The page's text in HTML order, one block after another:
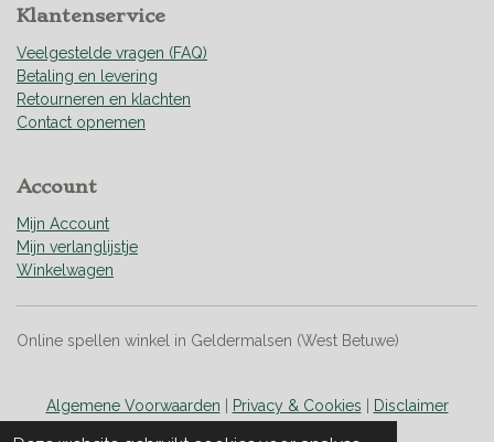
Klantenservice
Veelgestelde vragen (FAQ)
Betaling en levering
Retourneren en klachten
Contact opnemen
Account
Mijn Account
Mijn verlanglijstje
Winkelwagen
Online spellen winkel in Geldermalsen (West Betuwe)
Algemene Voorwaarden Privacy & Cookies Disclaimer